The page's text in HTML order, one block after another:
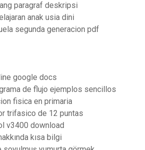
paragraf deskripsi
anak usia dini
segunda generacion pdf
google docs
de flujo ejemplos sencillos
fisica en primaria
trifasico de 12 puntas
v3400 download
kısa bilgi